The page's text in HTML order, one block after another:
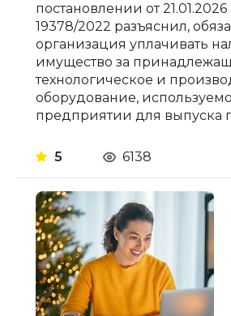
постановлении от
19378/2022 разъяснил,
организация уплачивать
имущество за
технологическое и
оборудование,
предприятии для выпуска
5 6138